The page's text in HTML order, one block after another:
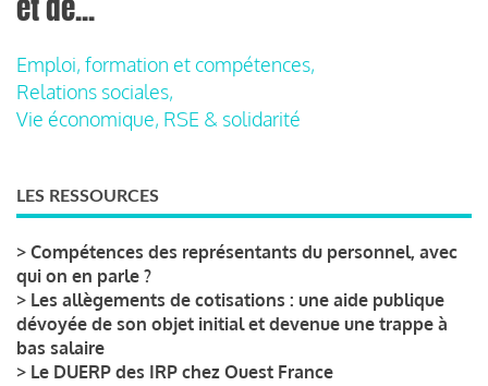
Emploi, formation et compétences,
Relations sociales,
Vie économique, RSE & solidarité
LES RESSOURCES
> Compétences des représentants du personnel, avec
qui on en parle ?
> Les allègements de cotisations : une aide publique
dévoyée de son objet initial et devenue une trappe à
bas salaire
> Le DUERP des IRP chez Ouest France